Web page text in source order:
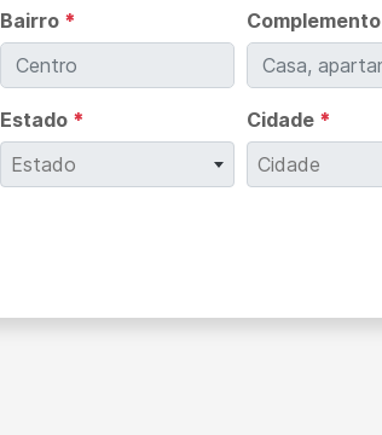
Bairro * Complemento
Estado *
Estado
Cidade *
Cidade